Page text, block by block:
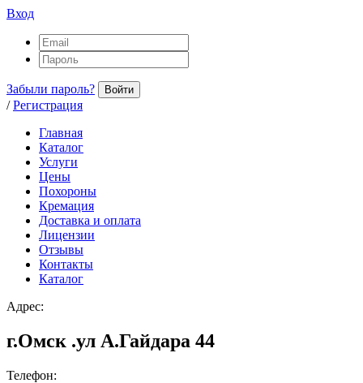
Вход
Забыли пароль? Войти
/ Регистрация
Главная
Каталог
Услуги
Цены
Похороны
Кремация
Доставка и оплата
Лицензии
Отзывы
Контакты
Каталог
Адрес:
г.Омск .ул А.Гайдара 44
Телефон: